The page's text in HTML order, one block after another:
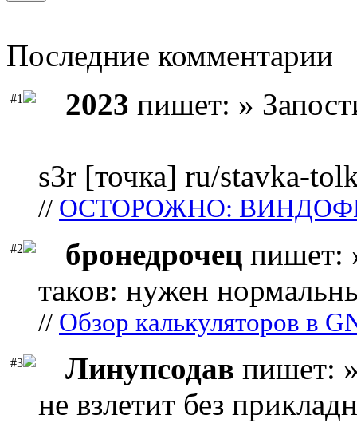
Последние комментарии
#1 2023 пишет: »
s3r [точка] ru/stavka-
// ОСТОРОЖНО:
#2 бронедрочец пишет:
таков: нужен
// Обзор калькуляторов в
#3 Линупсодав пишет:
не взлетит без